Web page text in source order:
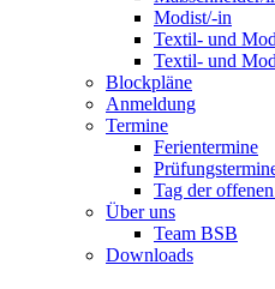
Modist/-in
Textil- und
Textil- und
Blockpläne
Anmeldung
Termine
Ferientermine
Tag der
Über uns
Team BSB
Downloads